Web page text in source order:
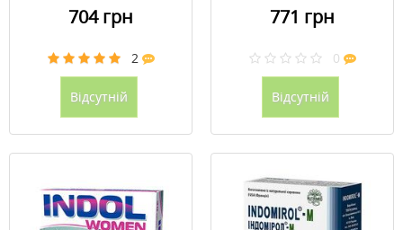
704 грн
2
Відсутній
771 грн
0
Відсутній